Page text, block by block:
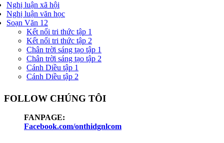
Nghị luận xã hội
Nghị luận văn học
Soạn Văn 12
Kết nối tri thức tập 1
Kết nối tri thức tập 2
Chân trời sáng tạo tập 1
Chân trời sáng tạo tập 2
Cánh Diều tập 1
Cánh Diều tập 2
FOLLOW CHÚNG TÔI
FANPAGE:
Facebook.com/onthidgnlcom